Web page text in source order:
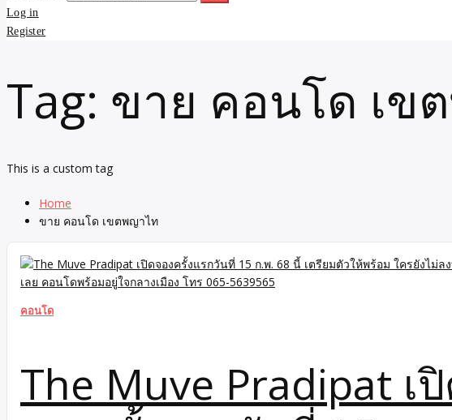
Log in
Register
Tag: ขาย คอนโด เข
This is a custom tag
Home
ขาย คอนโด เขตพญาไท
คอนโด
The Muve Pradipat เ